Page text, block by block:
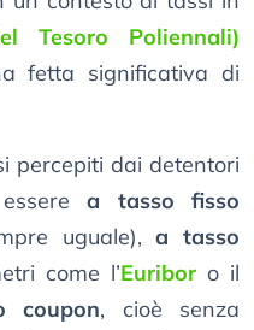
Tesoro Poliennali)
fetta significativa di
percepiti dai detentori
esserea tasso fisso
uguale),a tasso
come l’Euribor o il
coupon, cioè senza